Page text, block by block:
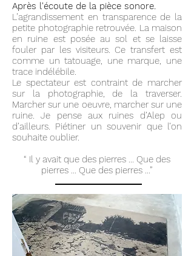
Après l'écoute de la pièce sonore.
L’agrandissement en transparence de la
petite photographie retrouvée. La maison
en ruine est posée au sol et se laisse
fouler par les visiteurs. Ce transfert est
comme un tatouage, une marque, une
trace indélébile.
Le spectateur est contraint de marcher
sur la photographie, de la traverser.
Marcher sur une oeuvre, marcher sur une
ruine.Je pense aux ruines d’Alep ou
d’ailleurs. Piétiner un souvenir que l’on
souhaite oublier.
“ Il y avait que des pierres ... Que des
pierres ... Que des pierres ...”